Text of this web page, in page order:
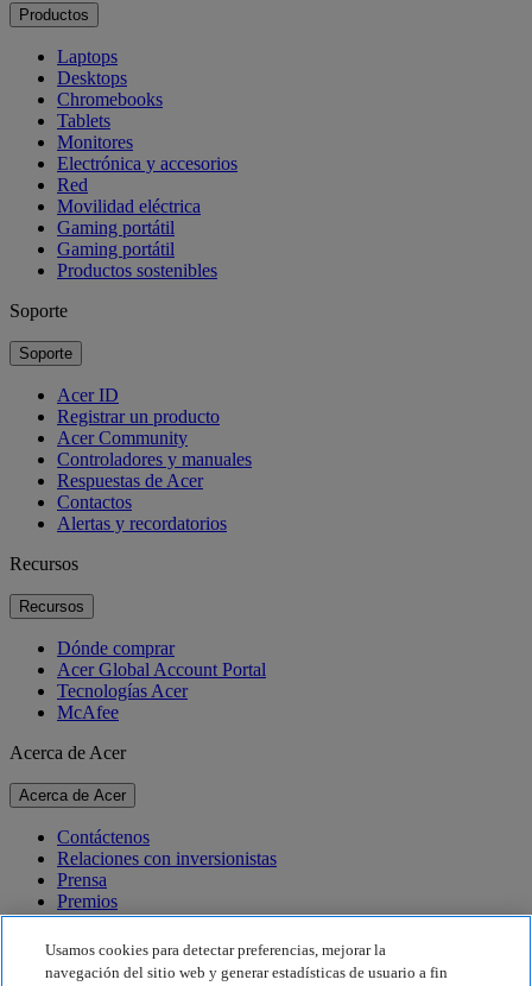
Productos
Laptops
Desktops
Chromebooks
Tablets
Monitores
Electrónica y accesorios
Red
Movilidad eléctrica
Gaming portátil
Gaming portátil
Productos sostenibles
Soporte
Soporte
Acer ID
Registrar un producto
Acer Community
Controladores y manuales
Respuestas de Acer
Contactos
Alertas y recordatorios
Recursos
Recursos
Dónde comprar
Acer Global Account Portal
Tecnologías Acer
McAfee
Acerca de Acer
Acerca de Acer
Contáctenos
Relaciones con inversionistas
Prensa
Premios
Eventos
Sostenibilidad
Usamos cookies para detectar preferencias, mejorar la
navegación del sitio web y generar estadísticas de usuario a fin